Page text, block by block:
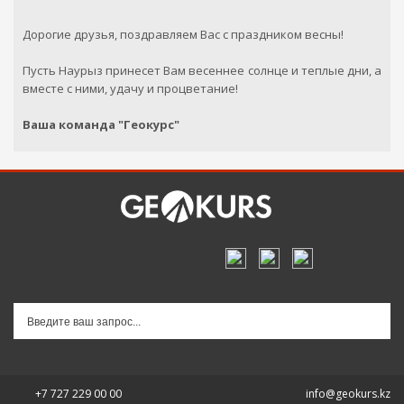
Cтоимость:
Дорогие друзья, поздравляем Вас с праздником весны!
Пусть Наурыз принесет Вам весеннее солнце и теплые дни, а
вместе с ними, удачу и процветание!
Ваша команда "Геокурс"
+7 727 229 00 00 info@geokurs.kz